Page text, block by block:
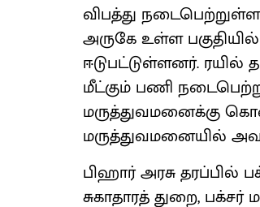
விபத்து நடைபெற்றுள்ள
அருகே உள்ள
ஈடுபட்டுள்ளனர். ரயில்
மீட்கும் பணி
மருத்துவமனைக்கு
மருத்துவமனையில்
பிஹார் அரசு தரப்பில்
சுகாதாரத் துறை,